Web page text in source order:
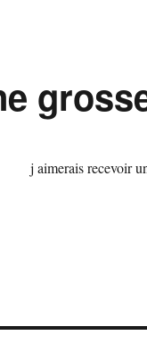
j aimerais recevoir